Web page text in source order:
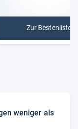
Zur Bestenliste
:
weni­ger als